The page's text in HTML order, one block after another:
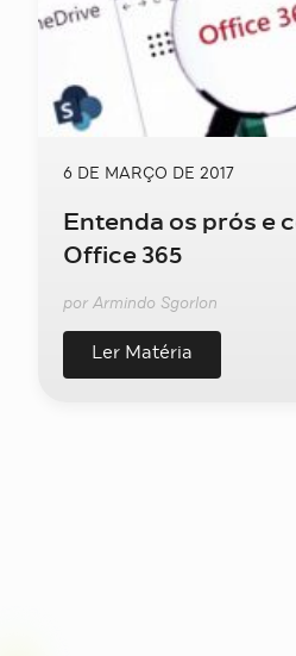
6 DE MARÇO DE 2017
Entenda os prós e
Office 365
por Armindo Sgorlon
Ler Matéria